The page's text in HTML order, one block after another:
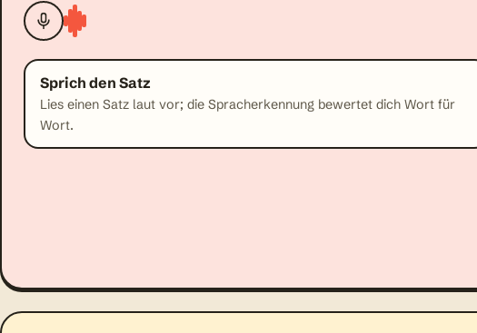
Sprich den Satz
Lies einen Satz laut vor; die Spracherkennung bewertet dich Wort für
Wort.